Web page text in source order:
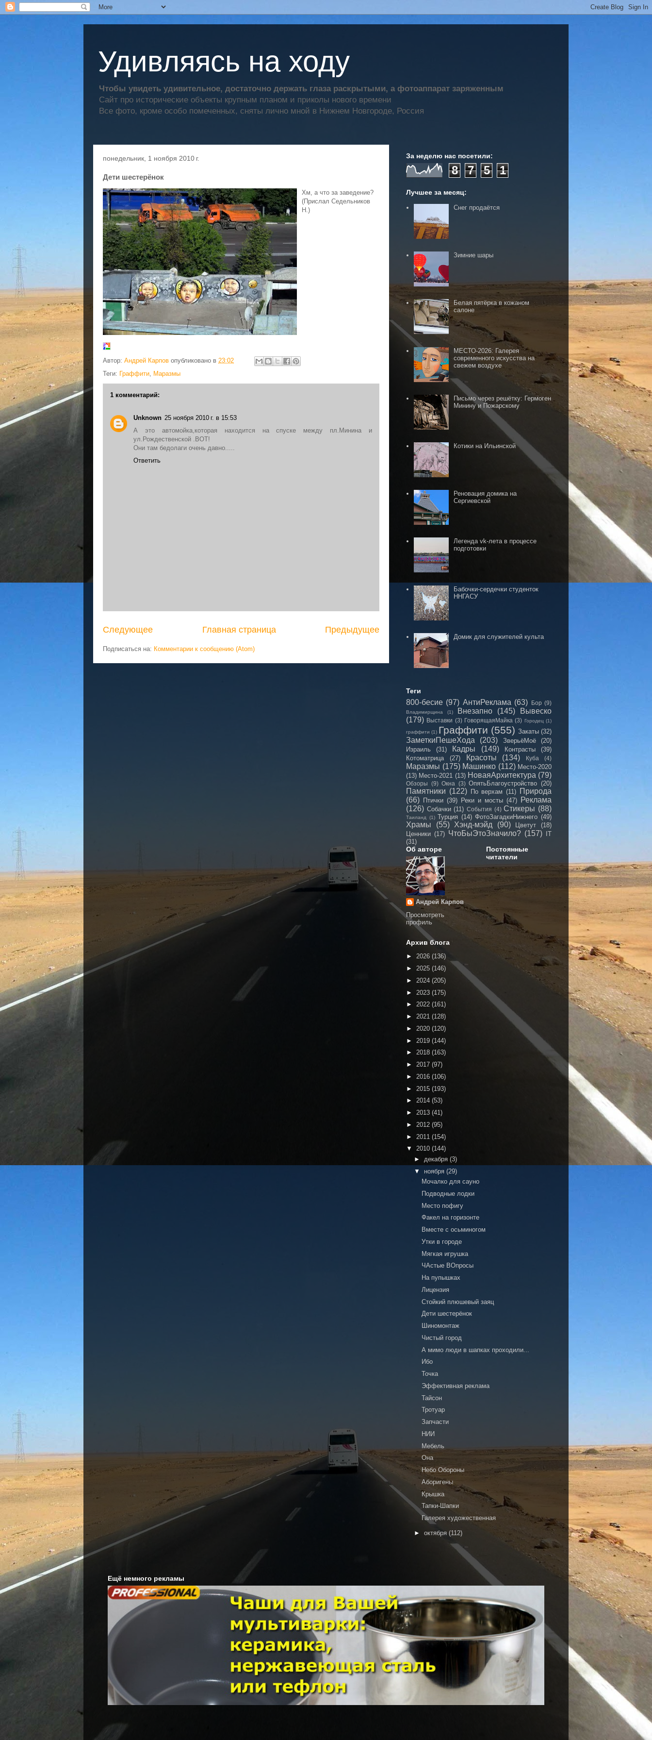
Удивляясь на ходу
Чтобы увидеть удивительное, достаточно держать глаза раскрытыми, а фотоаппарат заряженным
Сайт про исторические объекты крупным планом и приколы нового времени
Все фото, кроме особо помеченных, сняты лично мной в Нижнем Новгороде, Россия
понедельник, 1 ноября 2010 г.
Дети шестерёнок
Хм, а что за заведение?
(Прислал Седельников
Н.)
Автор: Андрей Карпов опубликовано в 23:02
Теги: Граффити, Маразмы
1 комментарий:
Unknown 25 ноября 2010 г. в 15:53
А это автомойка,которая находится на спуске между пл.Минина и
ул.Рождественской .ВОТ!
Они там бедолаги очень давно.....
Ответить
Следующее Предыдущее
Главная страница
Подписаться на: Комментарии к сообщению (Atom)
За неделю нас посетили:
8 7 5 1
Лучшее за месяц:
Снег продаётся
Зимние шары
Белая пятёрка в кожаном
салоне
МЕСТО-2026: Галерея
современного искусства на
свежем воздухе
Письмо через решётку: Гермоген
Минину и Пожарскому
Котики на Ильинской
Реновация домика на
Сергиевской
Легенда vk-лета в процессе
подготовки
Бабочки-сердечки студенток
ННГАСУ
Домик для служителей культа
Теги
800-бесие (97) АнтиРеклама (63) Бор (9)
Владимирщина (1) Внезапно (145)
Вывеско
(179) Выставки (3) ГоворящаяМайка (3) Городец (1)
граффити (1) Граффити (555) Закаты (32)
ЗаметкиПешеХода (203) ЗверьёМоё
(20)
Израиль
(31) Кадры (149) Контрасты
(39)
Котоматрица
(27) Красоты (134) Куба (4)
Маразмы (175) Машинко (112) Место-2020
(13) Место-2021 (13) НоваяАрхитектура (79)
Обзоры (9) Окна (3) ОпятьБлагоустройство (20)
Памятники (122) По верхам (11) Природа
(66) Птички (39) Реки и мосты (47) Реклама
(126) Собачки (11) События (4) Стикеры (88)
Таиланд (1) Турция (14) ФотоЗагадкиНижнего (49)
Храмы (55) Хэнд-мэйд (90) Цветут
(18)
Ценники (17) ЧтоБыЭтоЗначило? (157)
IT
(31)
Об авторе
Андрей Карпов
Просмотреть
профиль
Постоянные
читатели
Архив блога
► 2026 (136)
► 2025 (146)
► 2024 (205)
► 2023 (175)
► 2022 (161)
► 2021 (128)
► 2020 (120)
► 2019 (144)
► 2018 (163)
► 2017 (97)
► 2016 (106)
► 2015 (193)
► 2014 (53)
► 2013 (41)
► 2012 (95)
► 2011 (154)
▼ 2010 (144)
► декабря (3)
▼ ноября (29)
Мочалко для сауно
Подводные лодки
Место пофигу
Факел на горизонте
Вместе с осьминогом
Утки в городе
Мягкая игрушка
ЧАстые ВОпросы
На пупышках
Лицензия
Стойкий плюшевый заяц
Дети шестерёнок
Шиномонтаж
Чистый город
А мимо люди в шапках проходили...
Ибо
Точка
Эффективная реклама
Тайсон
Тротуар
Запчасти
НИИ
Мебель
Она
Небо Обороны
Аборигены
Крышка
Тапки-Шапки
Галерея художественная
► октября (112)
Ещё немного рекламы